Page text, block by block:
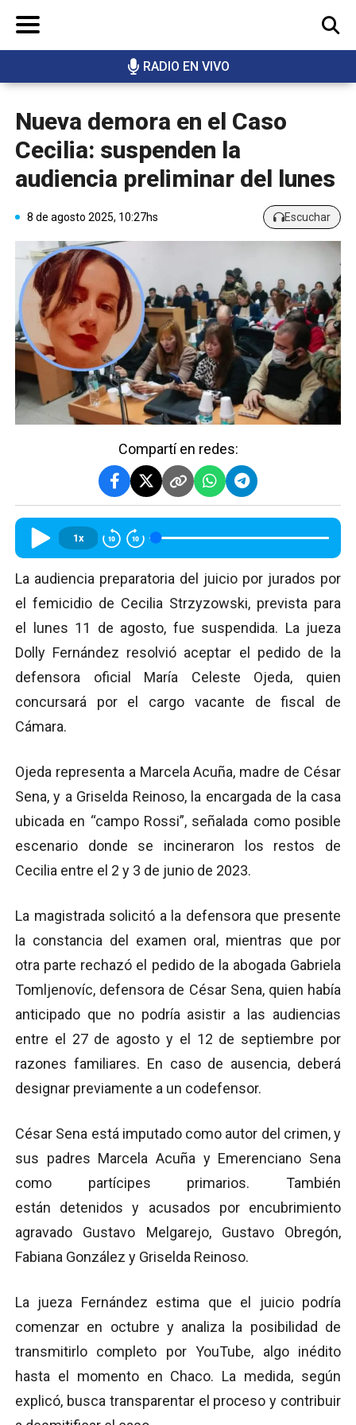
RADIO EN VIVO
BUSCAR
Nueva demora en el Caso
Cecilia: suspenden la
audiencia preliminar del lunes
8 de agosto 2025, 10:27hs Escuchar
Compartí en redes:
1x
La audiencia preparatoria del juicio por jurados por
el femicidio de Cecilia Strzyzowski, prevista para
el lunes 11 de agosto, fue suspendida. La jueza
Dolly Fernández resolvió aceptar el pedido de la
defensora oficial María Celeste Ojeda, quien
concursará por el cargo vacante de fiscal de
Cámara.
Ojeda representa a Marcela Acuña, madre de César
Sena, y a Griselda Reinoso, la encargada de la casa
ubicada en “campo Rossi”, señalada como posible
escenario donde se incineraron los restos de
Cecilia entre el 2 y 3 de junio de 2023.
La magistrada solicitó a la defensora que presente
la constancia del examen oral, mientras que por
otra parte rechazó el pedido de la abogada Gabriela
Tomljenovíc, defensora de César Sena, quien había
anticipado que no podría asistir a las audiencias
entre el 27 de agosto y el 12 de septiembre por
razones familiares. En caso de ausencia, deberá
designar previamente a un codefensor.
César Sena está imputado como autor del crimen, y
sus padres Marcela Acuña y Emerenciano Sena
como partícipes primarios. También
están detenidos y acusados por encubrimiento
agravado Gustavo Melgarejo, Gustavo Obregón,
Fabiana González y Griselda Reinoso.
La jueza Fernández estima que el juicio podría
comenzar en octubre y analiza la posibilidad de
transmitirlo completo por YouTube, algo inédito
hasta el momento en Chaco. La medida, según
explicó, busca transparentar el proceso y contribuir